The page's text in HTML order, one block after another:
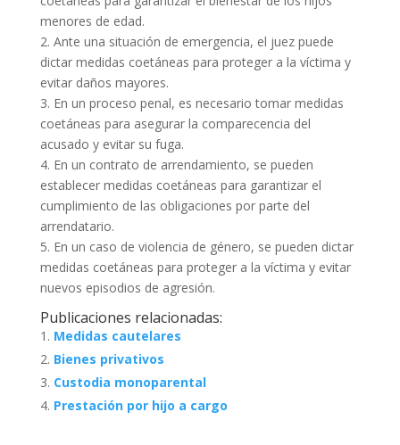
menores de edad.
2. Ante una situación de emergencia, el juez puede
dictar medidas coetáneas para proteger a la víctima y
evitar daños mayores.
3. En un proceso penal, es necesario tomar medidas
coetáneas para asegurar la comparecencia del
acusado y evitar su fuga.
4. En un contrato de arrendamiento, se pueden
establecer medidas coetáneas para garantizar el
cumplimiento de las obligaciones por parte del
arrendatario.
5. En un caso de violencia de género, se pueden dictar
medidas coetáneas para proteger a la víctima y evitar
nuevos episodios de agresión.
Publicaciones relacionadas:
Medidas cautelares
Bienes privativos
Custodia monoparental
Prestación por hijo a cargo